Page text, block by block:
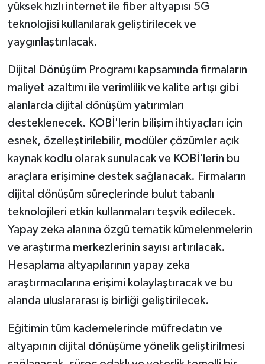
yüksek hızlı internet ile fiber altyapısı 5G
teknolojisi kullanılarak geliştirilecek ve
yaygınlaştırılacak.
Dijital Dönüşüm Programı kapsamında firmaların
maliyet azaltımı ile verimlilik ve kalite artışı gibi
alanlarda dijital dönüşüm yatırımları
desteklenecek. KOBİ'lerin bilişim ihtiyaçları için
esnek, özelleştirilebilir, modüler çözümler açık
kaynak kodlu olarak sunulacak ve KOBİ'lerin bu
araçlara erişimine destek sağlanacak. Firmaların
dijital dönüşüm süreçlerinde bulut tabanlı
teknolojileri etkin kullanmaları teşvik edilecek.
Yapay zeka alanına özgü tematik kümelenmelerin
ve araştırma merkezlerinin sayısı artırılacak.
Hesaplama altyapılarının yapay zeka
araştırmacılarına erişimi kolaylaştıracak ve bu
alanda uluslararası iş birliği geliştirilecek.
Eğitimin tüm kademelerinde müfredatın ve
altyapının dijital dönüşüme yönelik geliştirilmesi